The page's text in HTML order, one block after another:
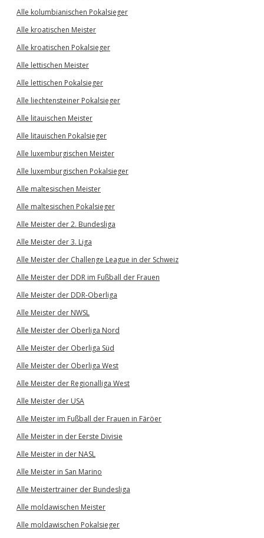
Alle kolumbianischen Pokalsieger
Alle kroatischen Meister
Alle kroatischen Pokalsieger
Alle lettischen Meister
Alle lettischen Pokalsieger
Alle liechtensteiner Pokalsieger
Alle litauischen Meister
Alle litauischen Pokalsieger
Alle luxemburgischen Meister
Alle luxemburgischen Pokalsieger
Alle maltesischen Meister
Alle maltesischen Pokalsieger
Alle Meister der 2. Bundesliga
Alle Meister der 3. Liga
Alle Meister der Challenge League in der Schweiz
Alle Meister der DDR im Fußball der Frauen
Alle Meister der DDR-Oberliga
Alle Meister der NWSL
Alle Meister der Oberliga Nord
Alle Meister der Oberliga Süd
Alle Meister der Oberliga West
Alle Meister der Regionalliga West
Alle Meister der USA
Alle Meister im Fußball der Frauen in Färöer
Alle Meister in der Eerste Divisie
Alle Meister in der NASL
Alle Meister in San Marino
Alle Meistertrainer der Bundesliga
Alle moldawischen Meister
Alle moldawischen Pokalsieger